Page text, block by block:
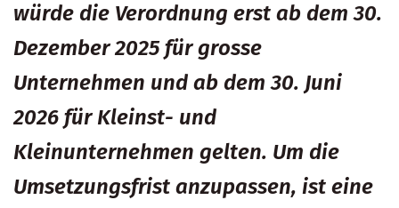
würde die Verordnung erst ab dem 30.
Dezember 2025 für grosse
Unternehmen und ab dem 30. Juni
2026 für Kleinst- und
Kleinunternehmen gelten. Um die
Umsetzungsfrist anzupassen, ist eine